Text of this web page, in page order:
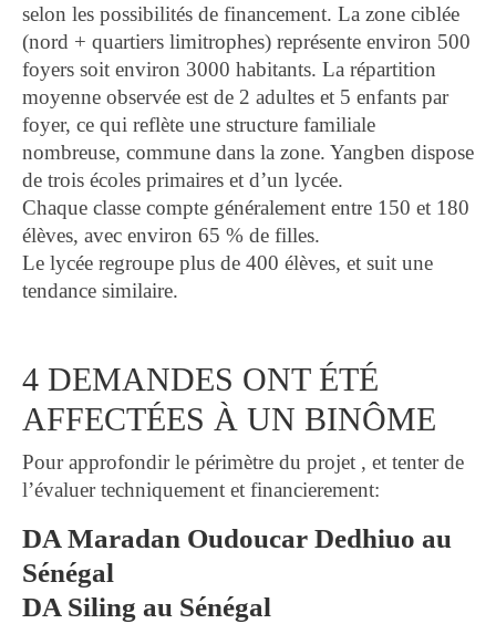
selon les possibilités de financement. La zone ciblée
(nord + quartiers limitrophes) représente environ 500
foyers soit environ 3000 habitants. La répartition
moyenne observée est de 2 adultes et 5 enfants par
foyer, ce qui reflète une structure familiale
nombreuse, commune dans la zone. Yangben dispose
de trois écoles primaires et d’un lycée.
Chaque classe compte généralement entre 150 et 180
élèves, avec environ 65 % de filles.
Le lycée regroupe plus de 400 élèves, et suit une
tendance similaire.
4 DEMANDES ONT ÉTÉ
AFFECTÉES À UN BINÔME
Pour approfondir le périmètre du projet , et tenter de
l’évaluer techniquement et financierement:
DA Maradan Oudoucar Dedhiuo au
Sénégal
DA Siling au Sénégal